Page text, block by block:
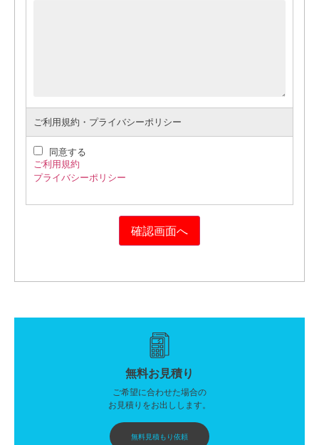
ご利用規約・プライバシーポリシー
同意する
ご利用規約
プライバシーポリシー
無料お見積り
ご希望に合わせた場合の
お見積りをお出しします。
無料見積もり依頼